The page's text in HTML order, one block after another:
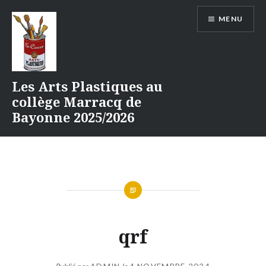
contenu
Les Arts Plastiques au
collège Marracq de
Bayonne 2025/2026
MENU
qrf